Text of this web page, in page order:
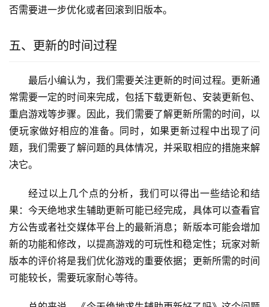
否需要进一步优化或者回滚到旧版本。
五、更新的时间过程
最后小编认为，我们需要关注更新的时间过程。更新通
常需要一定的时间来完成，包括下载更新包、安装更新包、
重启游戏等步骤。因此，我们需要了解更新所需的时间，以
便玩家做好相应的准备。同时，如果更新过程中出现了问
题，我们需要了解问题的具体情况，并采取相应的措施来解
决它。
经过以上几个点的分析，我们可以得出一些结论和结
果：今天绝地求生辅助更新可能已经完成，具体可以查看官
方公告或者社交媒体平台上的最新消息；新版本可能会增加
新的功能和修改，以提高游戏的可玩性和稳定性；玩家对新
版本的评价将是我们优化游戏的重要依据；更新所需的时间
可能较长，需要玩家耐心等待。